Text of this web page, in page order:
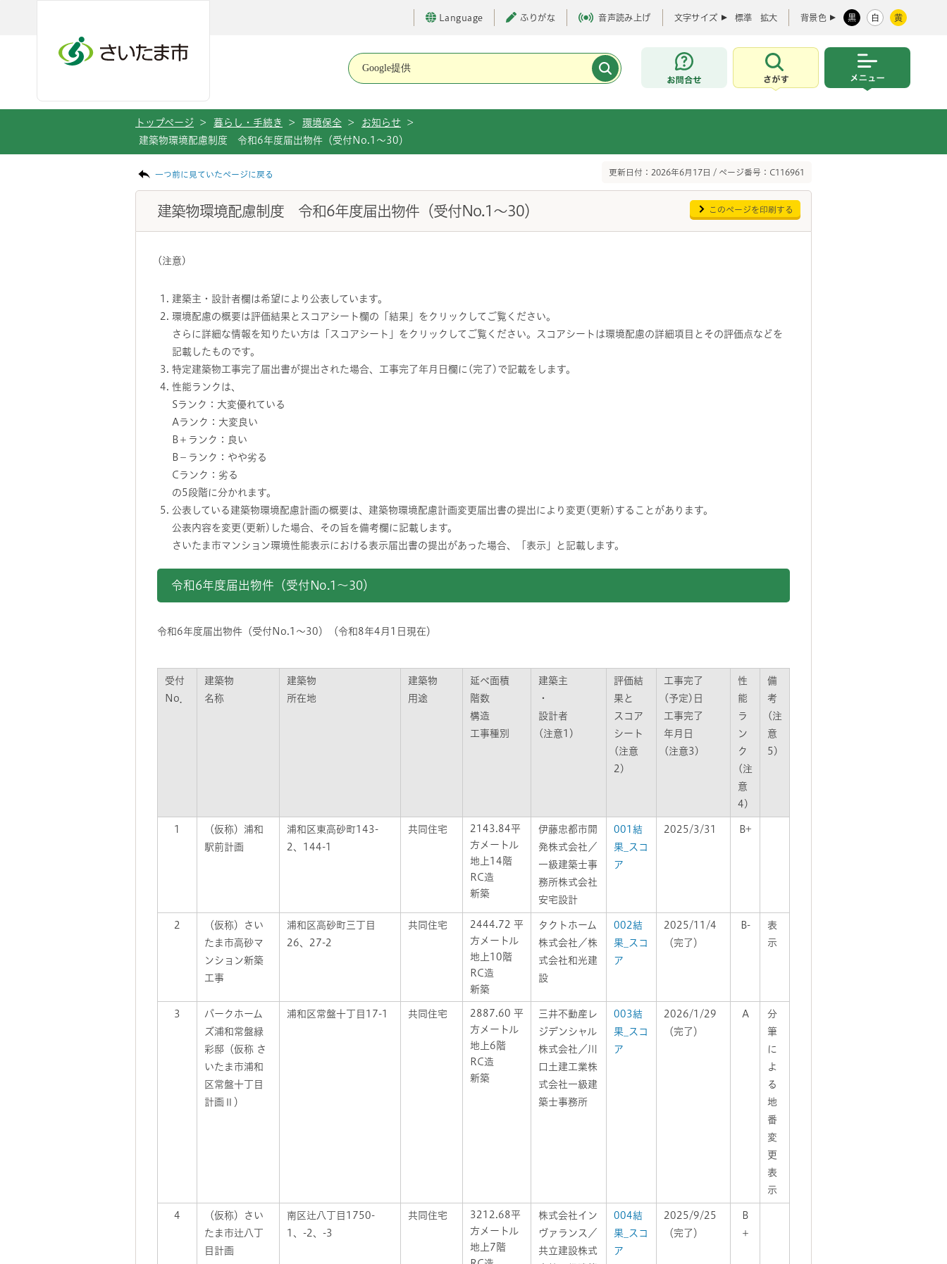
Language ふりがな 音声読み上げ 文字サイズ 標準 拡大 背景色 黒 白 黄
お問合せ
さがす
トップページ > 暮らし・手続き > 環境保全 > お知らせ
>
建築物環境配慮制度 令和6年度届出物件（受付No.1～30）
一つ前に見ていたページに戻る 更新日付：2026年6月17日 / ページ番号：C116961
建築物環境配慮制度 令和6年度届出物件（受付No.1～30） このページを印刷する
(注意)
建築主・設計者欄は希望により公表しています。
環境配慮の概要は評価結果とスコアシート欄の「結果」をクリックしてご覧ください。
さらに詳細な情報を知りたい方は「スコアシート」をクリックしてご覧ください。スコアシートは環境配慮の詳細項目とその評価点などを
記載したものです。
特定建築物工事完了届出書が提出された場合、工事完了年月日欄に(完了)で記載をします。
性能ランクは、
Sランク：大変優れている
Aランク：大変良い
B＋ランク：良い
B－ランク：やや劣る
Cランク：劣る
の5段階に分かれます。
公表している建築物環境配慮計画の概要は、建築物環境配慮計画変更届出書の提出により変更(更新)することがあります。
公表内容を変更(更新)した場合、その旨を備考欄に記載します。
さいたま市マンション環境性能表示における表示届出書の提出があった場合、「表示」と記載します。
令和6年度届出物件（受付No.1～30）
令和6年度届出物件（受付No.1～30）（令和8年4月1日現在）
受付
No．
建築物
名称
建築物
所在地
建築物
用途
延べ面積
階数
構造
工事種別
建築主
・
設計者
(注意1)
評価結
果と
スコア
シート
(注意
2)
工事完了
(予定)日
工事完了
年月日
(注意3)
性
能
ラ
ン
ク
(注
意
4)
備
考
(注
意
5)
1
（仮称）浦和
駅前計画
浦和区東高砂町143-
2、144-1
共同住宅
2143.84平
方メートル
地上14階
RC造
新築
伊藤忠都市開
発株式会社／
一級建築士事
務所株式会社
安宅設計
001結
果_スコ
ア
2025/3/31 B+
2
（仮称）さい
たま市高砂マ
ンション新築
工事
浦和区高砂町三丁目
26、27-2
共同住宅
2444.72 平
方メートル
地上10階
RC造
新築
タクトホーム
株式会社／株
式会社和光建
設
002結
果_スコ
ア
2025/11/4
（完了）
B-
表
示
3
パークホーム
ズ浦和常盤緑
彩邸（仮称 さ
いたま市浦和
区常盤十丁目
計画Ⅱ）
浦和区常盤十丁目17-1 共同住宅
2887.60 平
方メートル
地上6階
RC造
新築
三井不動産レ
ジデンシャル
株式会社／川
口土建工業株
式会社一級建
築士事務所
003結
果_スコ
ア
2026/1/29
（完了）
A
分
筆
に
よ
る
地
番
変
更
表
示
4
（仮称）さい
たま市辻八丁
目計画
南区辻八丁目1750-
1、-2、-3
共同住宅
3212.68平
方メートル
地上7階
株式会社イン
ヴァランス／
共立建設株式
004結
果_スコ
ア
2025/9/25
（完了）
B
＋